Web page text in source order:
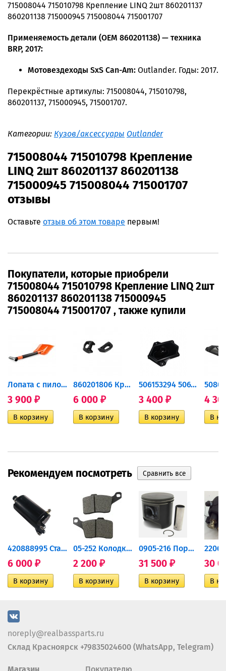
715008044 715010798 Крепление LINQ 2шт 860201137
860201138 715000945 715008044 715001707
Применяемость детали (OEM 860201138) — техника
BRP, 2017:
Мотовездеходы SxS Can-Am: Outlander. Годы: 2017.
Перекрёстные артикулы: 715008044, 715010798,
860201137, 715000945, 715001707.
Категории: Кузов/аксессуары Outlander
715008044 715010798 Крепление
LINQ 2шт 860201137 860201138
715000945 715008044 715001707
отзывы
Оставьте отзыв об этом товаре первым!
Покупатели, которые приобрели
715008044 715010798 Крепление LINQ 2шт
860201137 860201138 715000945
715008044 715001707 , также купили
Лопата с пилой...
3 900 ₽
860201806 Крепление 2шт...
6 000 ₽
506153294 506153109 Пыльник...
3 400 ₽ 4
Рекомендуем посмотреть
420888995 Стартер для...
6 000 ₽
05-252 Колодки тормозные...
2 200 ₽
0905-216 Поршень Arctic Cat...
31 500 ₽ 30
noreply@realbassparts.ru
Склад Красноярск +79835024600 (WhatsApp, Telegram)